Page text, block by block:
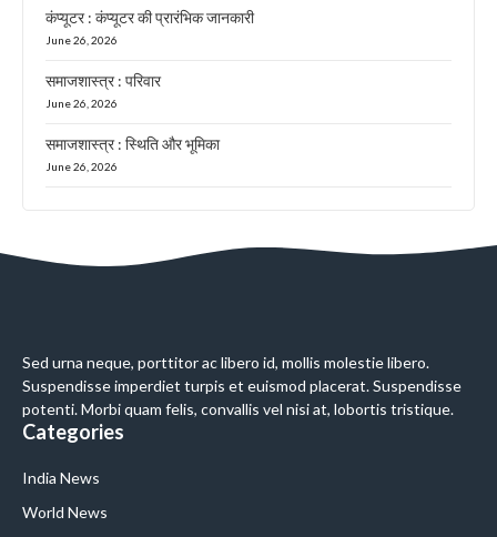
कंप्यूटर : कंप्यूटर की प्रारंभिक जानकारी
June 26, 2026
समाजशास्त्र : परिवार
June 26, 2026
समाजशास्त्र : स्थिति और भूमिका
June 26, 2026
Sed urna neque, porttitor ac libero id, mollis molestie libero.
Suspendisse imperdiet turpis et euismod placerat. Suspendisse
potenti. Morbi quam felis, convallis vel nisi at, lobortis tristique.
Categories
India News
World News